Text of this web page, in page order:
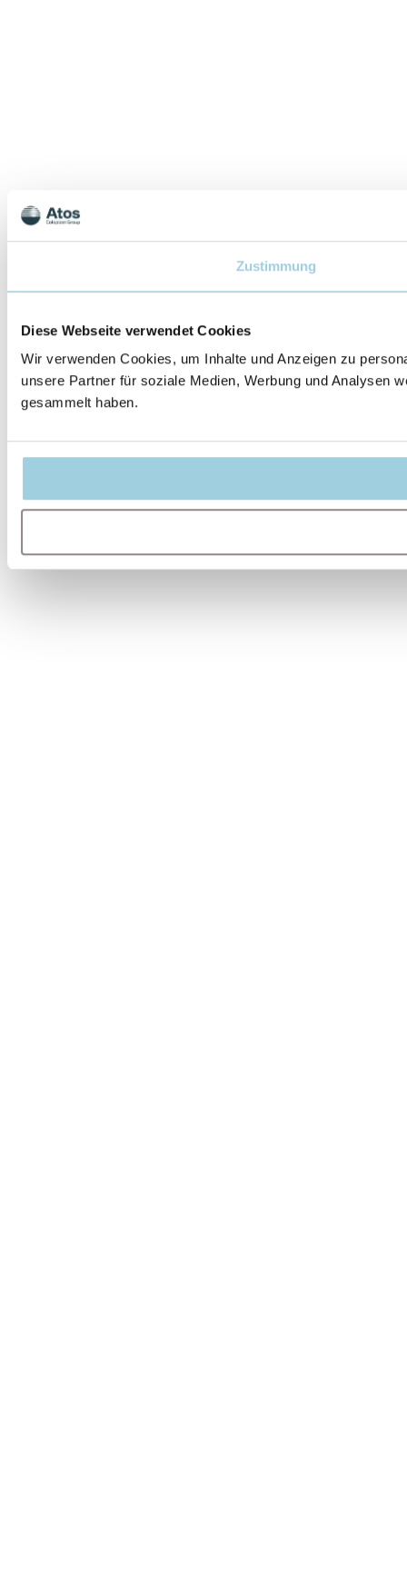
Zustimmung
Diese Webseite verwendet Cookies
Wir verwenden Cookies, um Inhalte und Anzeigen zu
unsere Partner für soziale Medien, Werbung und Analysen
gesammelt haben.